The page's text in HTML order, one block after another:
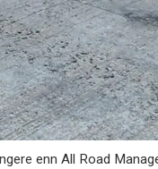
enn All Road